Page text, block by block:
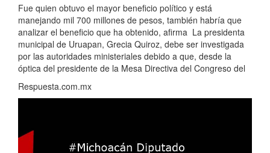
Fue quien obtuvo el mayor beneficio político y está
manejando mil 700 millones de pesos, también habría que
analizar el beneficio que ha obtenido, afirma La presidenta
municipal de Uruapan, Grecia Quiroz, debe ser investigada
por las autoridades ministeriales debido a que, desde la
óptica del presidente de la Mesa Directiva del Congreso del
Respuesta.com.mx